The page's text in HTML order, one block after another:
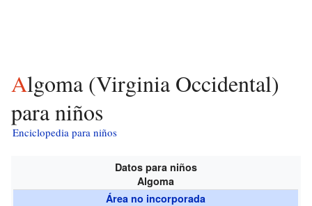
Algoma (Virginia Occidental)
para niños
Enciclopedia para niños
Datos para niños
Algoma
Área no incorporada